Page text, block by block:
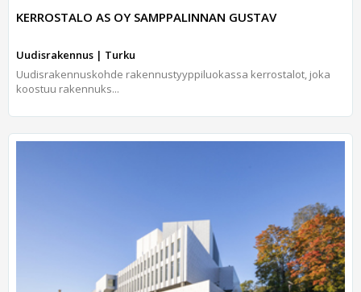
KERROSTALO AS OY SAMPPALINNAN GUSTAV
Uudisrakennus | Turku
Uudisrakennuskohde rakennustyyppiluokassa kerrostalot, joka
koostuu rakennuks...